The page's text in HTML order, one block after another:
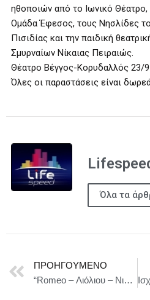
ηθοποιών από το Ιωνικό Θέατρο,
Ομάδα Έφεσος, τους Νησλίδες
Πισιδίας και την παιδική
Σμυρναίων Νίκαιας Πειραιώς.
Θέατρο Βέγγος-Κορυδαλλός 23/9
Όλες οι παραστάσεις είναι
Όλα τα
ΠΡΟΗΓΟΎΜΕΝΟ
“Romeo – Λιόλιου – Νικηφόρος”